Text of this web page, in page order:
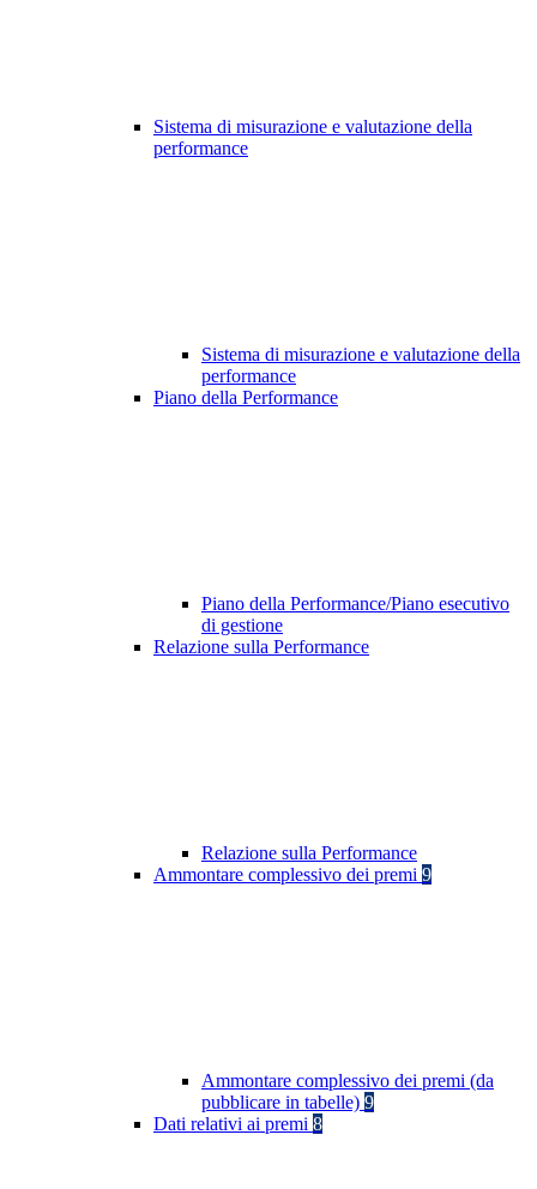
Sistema di misurazione e valutazione della
performance
Sistema di misurazione e valutazione della
performance
Piano della Performance
Piano della Performance/Piano esecutivo
di gestione
Relazione sulla Performance
Relazione sulla Performance
Ammontare complessivo dei premi 9
Ammontare complessivo dei premi (da
pubblicare in tabelle) 9
Dati relativi ai premi 8